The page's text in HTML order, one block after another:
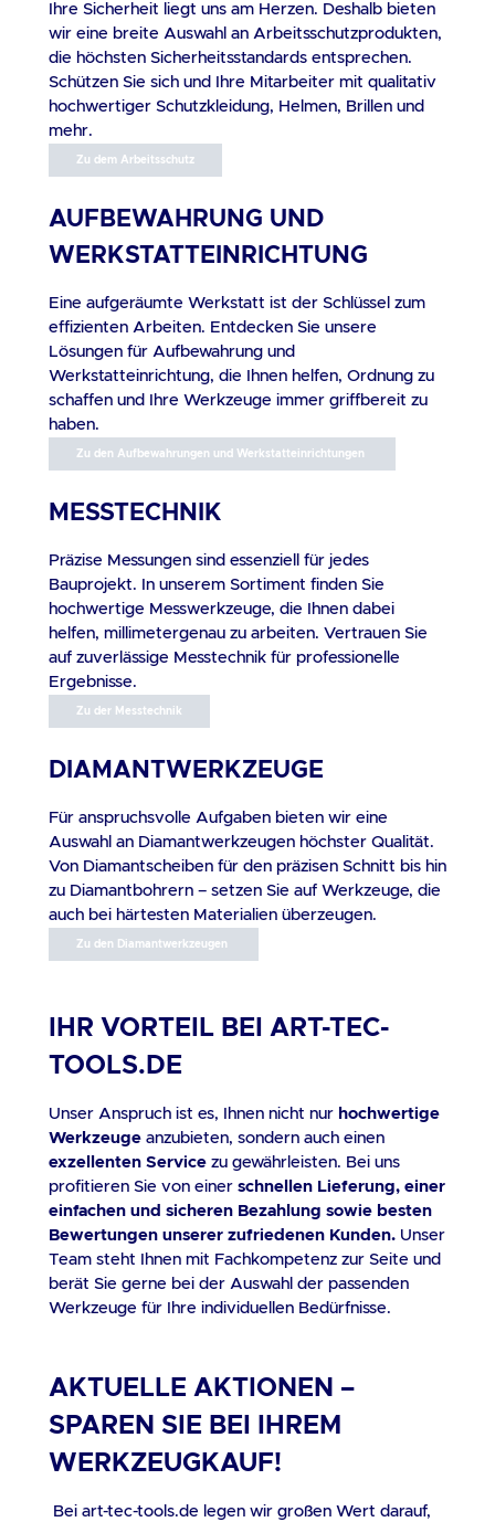
Ihre Sicherheit liegt uns am Herzen. Deshalb bieten
wir eine breite Auswahl an Arbeitsschutzprodukten,
die höchsten Sicherheitsstandards entsprechen.
Schützen Sie sich und Ihre Mitarbeiter mit qualitativ
hochwertiger Schutzkleidung, Helmen, Brillen und
mehr.
Zu dem Arbeitsschutz
AUFBEWAHRUNG UND
WERKSTATTEINRICHTUNG
Eine aufgeräumte Werkstatt ist der Schlüssel zum
effizienten Arbeiten. Entdecken Sie unsere
Lösungen für Aufbewahrung und
Werkstatteinrichtung, die Ihnen helfen, Ordnung zu
schaffen und Ihre Werkzeuge immer griffbereit zu
haben.
Zu den Aufbewahrungen und Werkstatteinrichtungen
MESSTECHNIK
Präzise Messungen sind essenziell für jedes
Bauprojekt. In unserem Sortiment finden Sie
hochwertige Messwerkzeuge, die Ihnen dabei
helfen, millimetergenau zu arbeiten. Vertrauen Sie
auf zuverlässige Messtechnik für professionelle
Ergebnisse.
Zu der Messtechnik
DIAMANTWERKZEUGE
Für anspruchsvolle Aufgaben bieten wir eine
Auswahl an Diamantwerkzeugen höchster Qualität.
Von Diamantscheiben für den präzisen Schnitt bis hin
zu Diamantbohrern – setzen Sie auf Werkzeuge, die
auch bei härtesten Materialien überzeugen.
Zu den Diamantwerkzeugen
IHR VORTEIL BEI ART-TEC-
TOOLS.DE
Unser Anspruch ist es, Ihnen nicht nur hochwertige
Werkzeuge anzubieten, sondern auch einen
exzellenten Service zu gewährleisten. Bei uns
profitieren Sie von einer schnellen Lieferung, einer
einfachen und sicheren Bezahlung sowie besten
Bewertungen unserer zufriedenen Kunden. Unser
Team steht Ihnen mit Fachkompetenz zur Seite und
berät Sie gerne bei der Auswahl der passenden
Werkzeuge für Ihre individuellen Bedürfnisse.
AKTUELLE AKTIONEN –
SPAREN SIE BEI IHREM
WERKZEUGKAUF!
Bei art-tec-tools.de legen wir großen Wert darauf,